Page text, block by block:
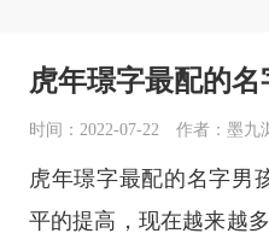
虎年璟字最配的名
时间：2022-07-22 作者：墨九
虎年璟字最配的名字男
平的提高，现在越来越